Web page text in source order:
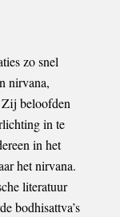
zo snel
nirvana,
Zij beloofden
in te
in het
het nirvana.
literatuur
bodhisattva’s